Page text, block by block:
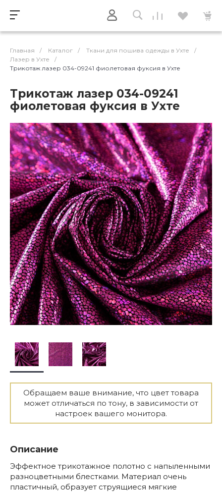
Главная / Каталог / Ткани для пошива одежды в Ухте
/
Лазер в Ухте
/
Трикотаж лазер 034-09241 фиолетовая фуксия в Ухте
Трикотаж лазер 034-09241
фиолетовая фуксия в Ухте
Обращаем ваше внимание, что цвет товара
может отличаться по тону, в зависимости от
настроек вашего монитора.
Описание
Эффектное трикотажное полотно с напыленными
разноцветными блестками. Материал очень
пластичный, образует струящиеся мягкие